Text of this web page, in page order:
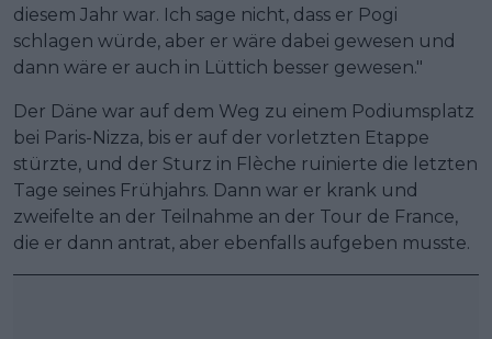
diesem Jahr war. Ich sage nicht, dass er Pogi
schlagen würde, aber er wäre dabei gewesen und
dann wäre er auch in Lüttich besser gewesen."
Der Däne war auf dem Weg zu einem Podiumsplatz
bei Paris-Nizza, bis er auf der vorletzten Etappe
stürzte, und der Sturz in Flèche ruinierte die letzten
Tage seines Frühjahrs. Dann war er krank und
zweifelte an der Teilnahme an der Tour de France,
die er dann antrat, aber ebenfalls aufgeben musste.